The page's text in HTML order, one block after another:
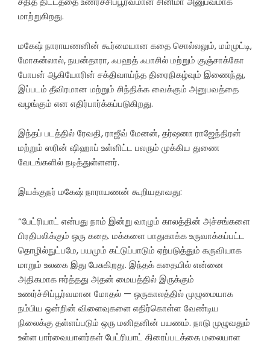
மாற்றுகிறது.
மகேஷ் நாராயணனின் கூர்மையான கதை சொல்லலும், மம்முட்டி,
மோகன்லால், நயன்தாரா, ஃபஹத் ஃபாசில் மற்றும் குஞ்சாக்கோ
போபன் ஆகியோரின் சக்திவாய்ந்த திரைநிகழ்வும் இணைந்து,
இப்படம் தீவிரமான மற்றும் சிந்திக்க வைக்கும் அனுபவத்தை
வழங்கும் என எதிர்பார்க்கப்படுகிறது.
இந்தப் படத்தில் ரேவதி, ராஜீவ் மேனன், தர்ஷனா ராஜேந்திரன்
மற்றும் ஸரின் ஷிஹாப் உள்ளிட்ட பலரும் முக்கிய துணை
வேடங்களில் நடித்துள்ளனர்.
இயக்குநர் மகேஷ் நாராயணன் கூறியதாவது:
“பேட்ரியாட் என்பது நாம் இன்று வாழும் காலத்தின் அச்சங்களை
பிரதிபலிக்கும் ஒரு கதை. மக்களை பாதுகாக்க உருவாக்கப்பட்ட
தொழில்நுட்பமே, பயமும் கட்டுப்பாடும் ஏற்படுத்தும் கருவியாக
மாறும் உலகை இது பேசுகிறது. இந்தக் கதையில் என்னை
அதிகமாக ஈர்த்தது அதன் மையத்தில் இருக்கும்
உணர்ச்சிப்பூர்வமான மோதல் — ஒருகாலத்தில் முழுமையாக
நம்பிய ஒன்றின் விளைவுகளை எதிர்கொள்ள வேண்டிய
நிலைக்கு தள்ளப்படும் ஒரு மனிதனின் பயணம். நாடு முழுவதும்
உள்ள பார்வையாளர்கள் பேட்ரியாட் திரைப்படத்தை மலையாள